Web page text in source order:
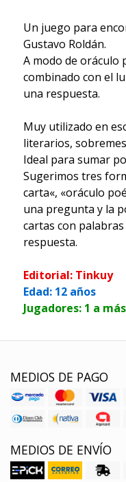
Un juego para
Gustavo Roldán.
A modo de oráculo
combinado con el
una respuesta.
Muy utilizado en
literarios,
Ideal para sumar
Sugerimos tres
carta«, «oráculo
una pregunta y la
cartas con
respuesta.
Editorial: Tinkuy
Edad: 12 años
Jugadores: 1 a más
MEDIOS DE PAGO
MEDIOS DE ENVÍO